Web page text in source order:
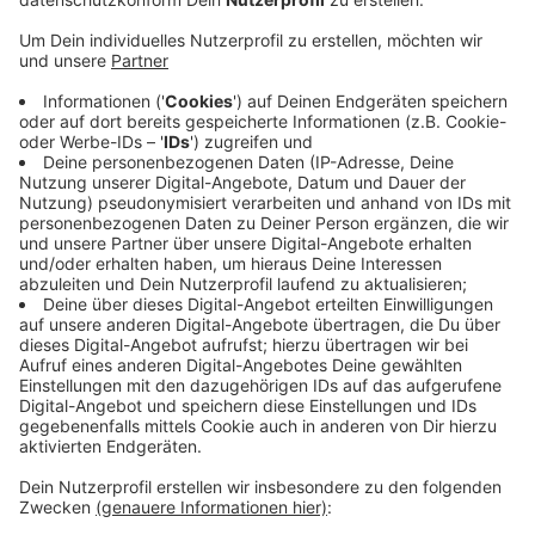
2018 eine Frau in einem Garten körperlich bedrängt
haben. Zum Sex sei es nicht gekommen, allerdings
erlitt die Frau Verletzungen an den Handgelenken. Vor
dem Prozess, der bereits Mitte Juni 2022 startete, sei
der Verdächtigte aus Angst zu seiner Familie nach
Italien geflohen, ließ seine Verteidigerin mitteilen. Bei
dem Beschuldigten hat ein Gutachten festgestellt,
dass er zum Tatzeitpunkt an einer Form der
Intelligenzminderung litt. Bei sexuellem Verlangen
könne er nicht entscheiden, was richtig oder falsch sei.
Gegen ihn liegt nun ein Haftbefehl vor.
Anzeige